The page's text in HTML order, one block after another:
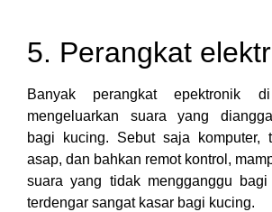
5. Perangkat
Banyak perangkat epektronik
mengeluarkan suara yang
bagi kucing. Sebut saja komputer,
asap, dan bahkan remot kontrol,
suara yang tidak mengganggu bagi
terdengar sangat kasar bagi kucing.